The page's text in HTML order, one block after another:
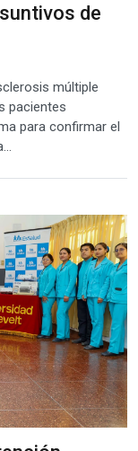
de
múltiple
pacientes
para confirmar el